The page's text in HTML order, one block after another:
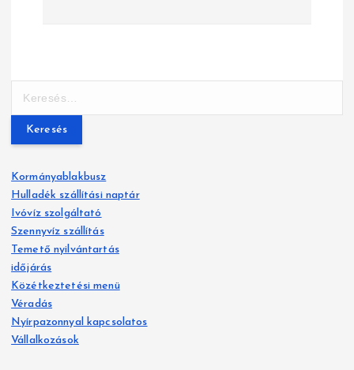
y
z
s
n
a
v
i
g
e
é
s
:
Kormányablakbusz
Hulladék szállítási naptár
Ivóvíz szolgáltató
Szennyvíz szállítás
Temető nyilvántartás
időjárás
Közétkeztetési menü
Véradás
Nyírpazonnyal kapcsolatos
Vállalkozások